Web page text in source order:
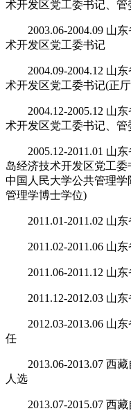
术开发区党工委书记、管
2003.06-2004.09 山
术开发区党工委书记
2004.09-2004.12 山
术开发区党工委书记(正
2004.12-2005.12 山
术开发区党工委书记、
2005.12-2011.01 山
岛经济技术开发区党工委
中国人民大学公共管理
管理学博士学位)
2011.01-2011.02 山
2011.02-2011.06 山
2011.06-2011.12 山
2011.12-2012.03 山
2012.03-2013.06 山
任
2013.06-2013.07 西
人选
2013.07-2015.07 西